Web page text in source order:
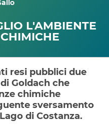
L'AMBIENTE
resi pubblici due
Goldach che
chimiche
sversamento
di Costanza.